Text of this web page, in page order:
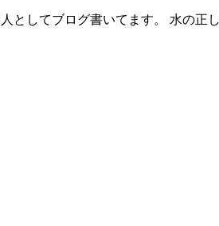
としてブログ書いてます。 水の